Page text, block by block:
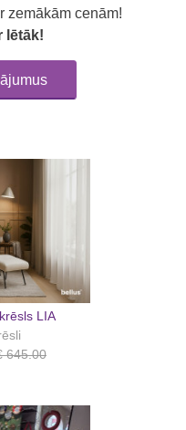
zemākām cenām!
lētāk!
LIA
645.00